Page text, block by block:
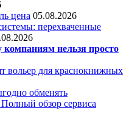
цена 05.08.2026
перехваченные
нельзя просто
вольер для краснокнижных
обменять
обзор сервиса